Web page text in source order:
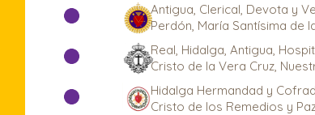
Antigua, Clerical, Devota y
Perdón, María Santísima de
Real, Hidalga, Antigua,
Cristo de la Vera Cruz,
Hidalga Hermandad y
Cristo de los Remedios y